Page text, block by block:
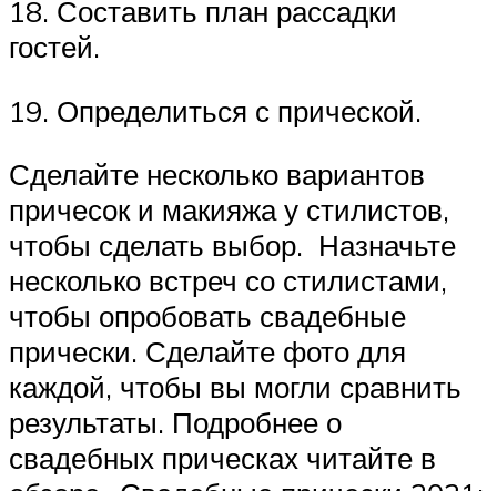
18. Составить план рассадки
гостей.
19. Определиться с прической.
Сделайте несколько вариантов
причесок и макияжа у стилистов,
чтобы сделать выбор. Назначьте
несколько встреч со стилистами,
чтобы опробовать свадебные
прически. Сделайте фото для
каждой, чтобы вы могли сравнить
результаты. Подробнее о
свадебных прическах читайте в